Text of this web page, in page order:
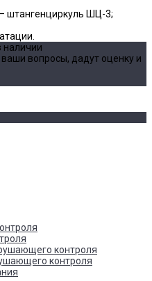
штангенциркуль ШЦ-3;
наличии
вопросы, дадут оценку и
контроля
контроля